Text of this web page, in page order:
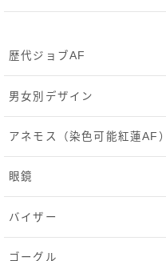
歴代ジョブAF
男女別デザイン
アネモス（染色可能紅蓮AF）
眼鏡
バイザー
ゴーグル